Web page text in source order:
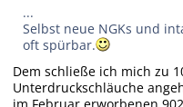
...
Selbst neue NGKs und
oft spürbar.
Dem schließe ich mich zu
Unterdruckschläuche